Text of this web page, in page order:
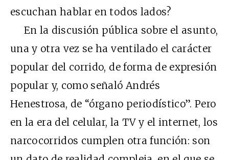
escuchan hablar en todos lados?
En la discusión pública sobre el asunto,
una y otra vez se ha ventilado el carácter
popular del corrido, de forma de expresión
popular y, como señaló Andrés
Henestrosa, de “órgano periodístico”. Pero
en la era del celular, la TV y el internet, los
narcocorridos cumplen otra función: son